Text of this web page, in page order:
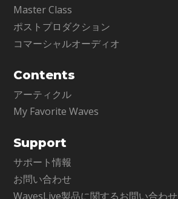
Master Class
ポストプロダクション
コマーシャルオーディオ
Contents
アーティクル
My Favorite Waves
Support
サポート情報
お問い合わせ
WavesLive製品に関するお問い合わせ